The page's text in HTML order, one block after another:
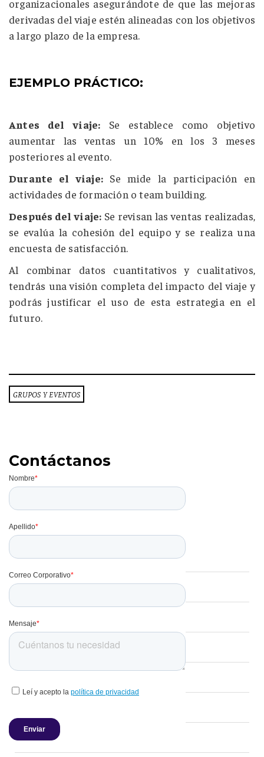
organizacionales asegurándote de que las mejoras
derivadas del viaje estén alineadas con los objetivos
a largo plazo de la empresa.
EJEMPLO PRÁCTICO:
Antes del viaje: Se establece como objetivo
aumentar las ventas un 10% en los 3 meses
posteriores al evento.
Durante el viaje:Se mide la participación en
actividades de formación o team building.
Después del viaje: Se revisan las ventas realizadas,
se evalúa la cohesión del equipo y se realiza una
encuesta de satisfacción.
Al combinar datos cuantitativos y cualitativos,
tendrás una visión completa del impacto del viaje y
podrás justificar el uso de esta estrategia en el
futuro.
GRUPOS Y EVENTOS
Contáctanos
Temas
Grupos y Eventos(15)
Viajes Corporativos(11)
Chile(1)
Minería(1)